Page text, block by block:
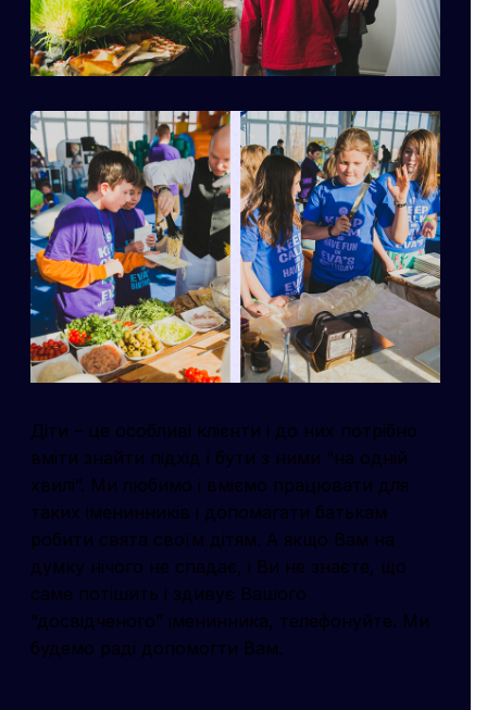
Діти – це особливі клієнти і до них потрібно
вміти знайти підхід і бути з ними “на одній
хвилі”. Ми любимо і вміємо працювати для
таких іменинників і допомагати батькам
робити свята своїм дітям. А якщо Вам на
думку нічого не спадає, і Ви не знаєте, що
саме потішить і здивує Вашого
“досвідченого” іменинника, телефонуйте. Ми
будемо раді допомогти Вам.